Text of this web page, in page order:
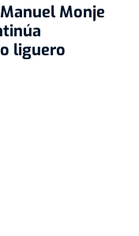
Monje
liguero